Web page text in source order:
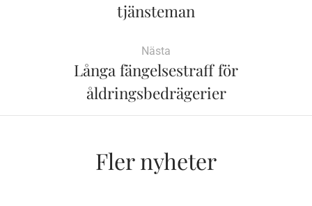
tjänsteman
Nästa
Långa fängelsestraff för
åldringsbedrägerier
Fler nyheter